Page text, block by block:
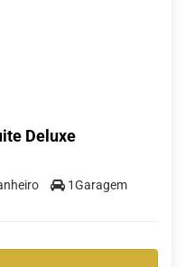
Deluxe
1Garagem